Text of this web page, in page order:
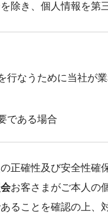
除き、個人情報を第
行なうために当社が
である場合
正確性及び安全性確
お客さまがご本人の
ることを確認の上、